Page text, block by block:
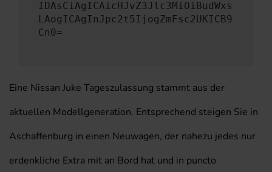
IDAsCiAgICAicHJvZ3Jlc3MiOiBudWxs
LAogICAgInJpc2t5IjogZmFsc2UKICB9
Cn0=
Eine Nissan Juke Tageszulassung stammt aus der
aktuellen Modellgeneration. Entsprechend steigen Sie in
Aschaffenburg in einen Neuwagen, der nahezu jedes nur
erdenkliche Extra mit an Bord hat und in puncto